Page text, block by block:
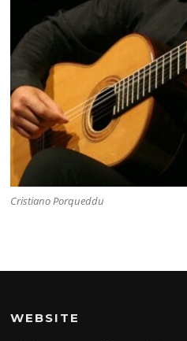
Cristiano Porqueddu
WEBSITE